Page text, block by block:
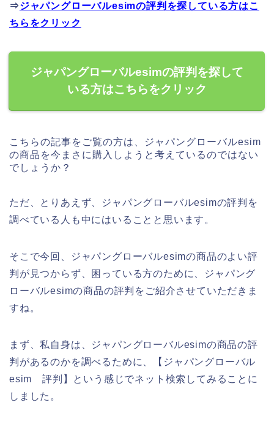
⇒ジャパングローバルesimの評判を探している方はこ
ちらをクリック
ジャパングローバルesimの評判を探して
いる方はこちらをクリック
こちらの記事をご覧の方は、ジャパングローバルesim
の商品を今まさに購入しようと考えているのではない
でしょうか？
ただ、とりあえず、ジャパングローバルesimの評判を
調べている人も中にはいることと思います。
そこで今回、ジャパングローバルesimの商品のよい評
判が見つからず、困っている方のために、ジャパング
ローバルesimの商品の評判をご紹介させていただきま
すね。
まず、私自身は、ジャパングローバルesimの商品の評
判があるのかを調べるために、【ジャパングローバル
esim 評判】という感じでネット検索してみることに
しました。